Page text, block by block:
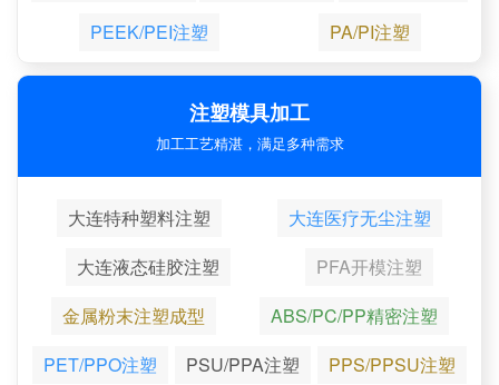
PEEK/PEI注塑
PA/PI注塑
注塑模具加工
加工工艺精湛，满足多种需求
大连特种塑料注塑
大连医疗无尘注塑
大连液态硅胶注塑
PFA开模注塑
金属粉末注塑成型
ABS/PC/PP精密注塑
PET/PPO注塑
PSU/PPA注塑
PPS/PPSU注塑